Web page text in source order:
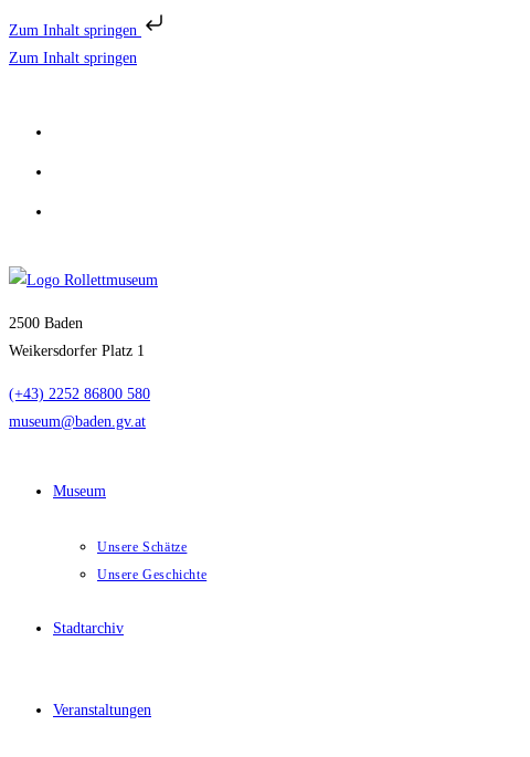
Zum Inhalt springen
Zum Inhalt springen
2500 Baden
Weikersdorfer Platz 1
(+43) 2252 86800 580
museum@baden.gv.at
Museum
Unsere Schätze
Unsere Geschichte
Stadtarchiv
Veranstaltungen